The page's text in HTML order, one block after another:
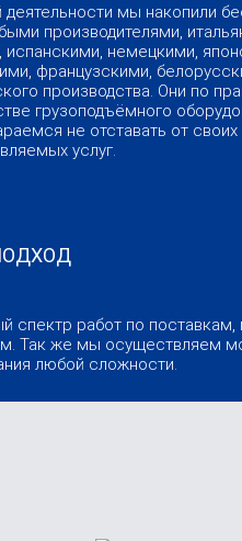
мы накопили
производителями,
немецкими,
французскими,
производства. Они по
грузоподъёмного
не отставать от своих
услуг.
спектр работ по
Так же мы осуществляем
любой сложности.